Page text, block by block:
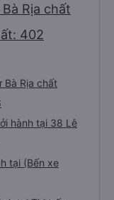
Rịa chất
402
Bà Rịa chất
hành tại 38 Lê
tại (Bến xe